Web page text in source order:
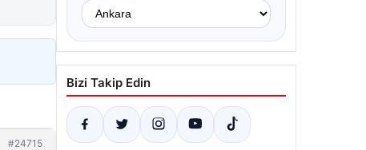
#24715
Bizi Takip Edin